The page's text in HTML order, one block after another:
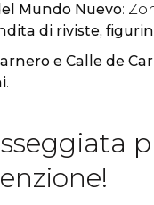
Mundo Nuevo:
di riviste,
e Calle de
.